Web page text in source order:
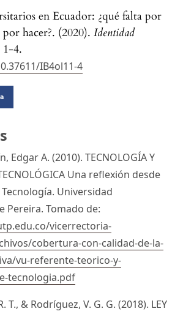
en Ecuador: ¿qué falta por
hacer?. (2020). Identidad
1-4.
IB4ol11-4
Edgar A. (2010). TECNOLOGÍA Y
Una reflexión desde
Universidad
Pereira. Tomado de:
vicerrectoria-
cobertura-con-calidad-de-la-
vu-referente-teorico-y-
tecnologia.pdf
T., & Rodríguez, V. G. G. (2018). LEY